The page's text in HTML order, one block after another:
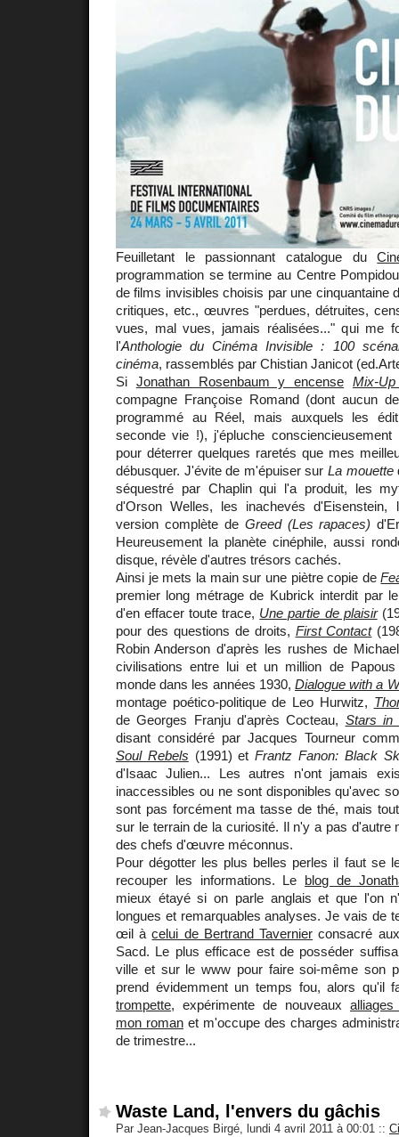
Feuilletant le passionnant catalogue du
programmation se termine au Centre
de films invisibles choisis par une cinquantaine
critiques, etc., œuvres "perdues, détruites,
vues, mal vues, jamais réalisées..." qui me
l'Anthologie du Cinéma Invisible : 100
cinéma, rassemblés par Chistian Janicot
Si Jonathan Rosenbaum y encense Mix-
compagne Françoise Romand (dont aucun
programmé au Réel, mais auxquels les
seconde vie !), j'épluche
pour déterrer quelques raretés que mes
débusquer. J'évite de m'épuiser sur La mouette
séquestré par Chaplin qui l'a produit, les
d'Orson Welles, les inachevés
version complète de Greed (Les rapaces)
Heureusement la planète cinéphile, aussi
disque, révèle d'autres trésors cachés.
Ainsi je mets la main sur une piètre copie de
premier long métrage de Kubrick interdit par
d'en effacer toute trace, Une partie de plaisir
pour des questions de droits, First Contact
Robin Anderson d'après les rushes de
civilisations entre lui et un million de
monde dans les années 1930, Dialogue with a
montage poético-politique de Leo Hurwitz,
de Georges Franju d'après Cocteau, Stars in
disant considéré par Jacques Tourneur
Soul Rebels (1991) etFrantz Fanon: Black
d'Isaac Julien... Les autres n'ont jamais
inaccessibles ou ne sont disponibles qu'avec
sont pas forcément ma tasse de thé, mais
sur le terrain de la curiosité. Il n'y a pas d'autre
des chefs d'œuvre méconnus.
Pour dégotter les plus belles perles il faut se
recouper les informations. Le blog de
mieux étayé si on parle anglais et que l'on
longues et remarquables analyses. Je vais de
œil àcelui de Bertrand Tavernier consacré
Sacd. Le plus efficace est de posséder
ville et sur le www pour faire soi-même son
prend évidemment un temps fou, alors qu'il
trompette, expérimente de nouveaux alliages
mon roman et m'occupe des charges
de trimestre...
Waste Land, l'envers du gâchis
Par Jean-Jacques Birgé, lundi 4 avril 2011 à 00:01 ::